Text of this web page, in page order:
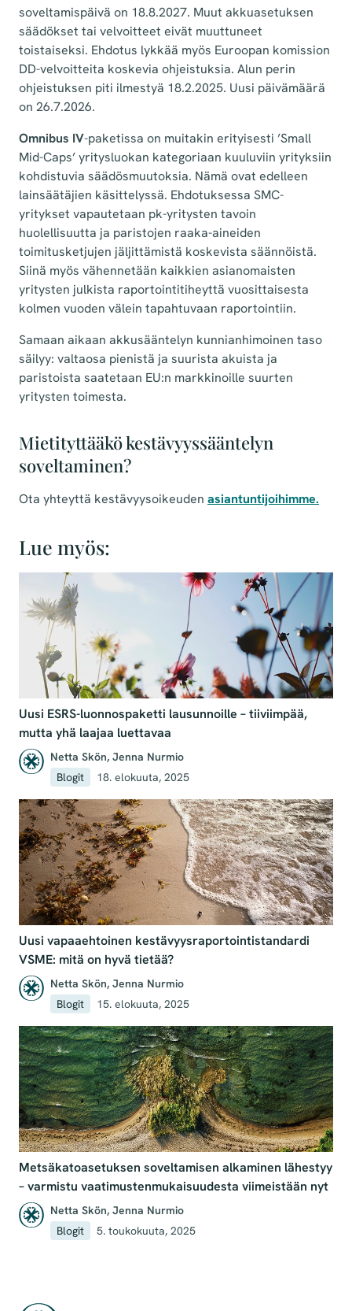
soveltamispäivä on 18.8.2027. Muut akkuasetuksen
säädökset tai velvoitteet eivät muuttuneet
toistaiseksi. Ehdotus lykkää myös Euroopan komission
DD-velvoitteita koskevia ohjeistuksia. Alun perin
ohjeistuksen piti ilmestyä 18.2.2025. Uusi päivämäärä
on 26.7.2026.
Omnibus IV-paketissa on muitakin erityisesti ’Small
Mid-Caps’ yritysluokan kategoriaan kuuluviin yrityksiin
kohdistuvia säädösmuutoksia. Nämä ovat edelleen
lainsäätäjien käsittelyssä. Ehdotuksessa SMC-
yritykset vapautetaan pk-yritysten tavoin
huolellisuutta ja paristojen raaka-aineiden
toimitusketjujen jäljittämistä koskevista säännöistä.
Siinä myös vähennetään kaikkien asianomaisten
yritysten julkista raportointitiheyttä vuosittaisesta
kolmen vuoden välein tapahtuvaan raportointiin.
Samaan aikaan akkusääntelyn kunnianhimoinen taso
säilyy: valtaosa pienistä ja suurista akuista ja
paristoista saatetaan EU:n markkinoille suurten
yritysten toimesta.
Mietityttääkö kestävyyssääntelyn
soveltaminen?
Ota yhteyttä kestävyysoikeuden asiantuntijoihimme.
Lue myös:
Uusi ESRS-luonnospaketti lausunnoille – tiiviimpää,
mutta yhä laajaa luettavaa
Netta Skön, Jenna Nurmio
Blogit
18. elokuuta, 2025
Uusi vapaaehtoinen kestävyysraportointistandardi
VSME: mitä on hyvä tietää?
Netta Skön, Jenna Nurmio
Blogit
15. elokuuta, 2025
Metsäkatoasetuksen soveltamisen alkaminen lähestyy
– varmistu vaatimustenmukaisuudesta viimeistään nyt
Netta Skön, Jenna Nurmio
Blogit
5. toukokuuta, 2025